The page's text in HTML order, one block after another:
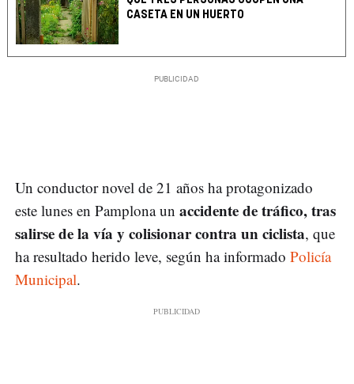
CASETA EN UN HUERTO
Un conductor novel de 21 años ha protagonizado
este lunes en Pamplona un accidente de tráfico, tras
salirse de la vía y colisionar contra un ciclista, que
ha resultado herido leve, según ha informado Policía
Municipal.